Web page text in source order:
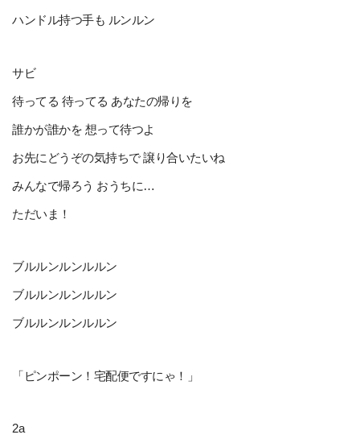
ハンドル持つ手も ルンルン
サビ
待ってる 待ってる あなたの帰りを
誰かが誰かを 想って待つよ
お先にどうぞの気持ちで 譲り合いたいね
みんなで帰ろう おうちに…
ただいま！
ブルルンルンルルン
ブルルンルンルルン
ブルルンルンルルン
「ピンポーン！宅配便ですにゃ！」
2a